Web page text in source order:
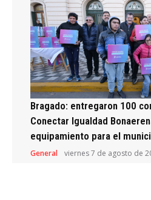
Bragado: entregaron 100
Conectar Igualdad
equipamiento para el
General viernes 7 de agosto de